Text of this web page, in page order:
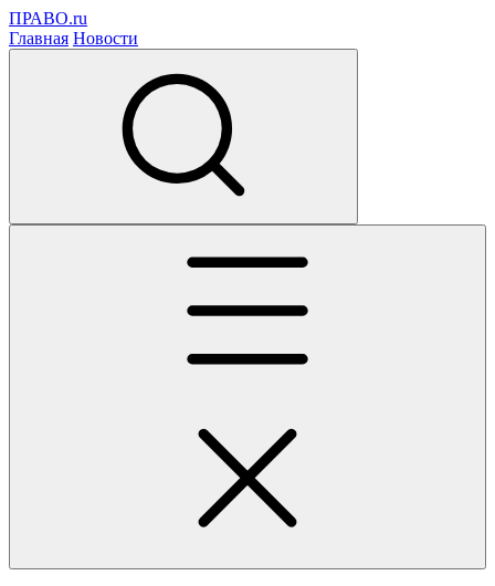
ПРАВО.ru
Главная Новости